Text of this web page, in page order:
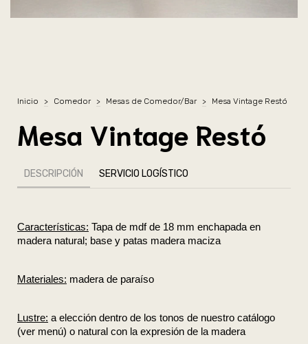
Inicio > Comedor > Mesas de Comedor/Bar > Mesa Vintage Restó
Mesa Vintage Restó
DESCRIPCIÓN SERVICIO LOGÍSTICO
Características: Tapa de mdf de 18 mm enchapada en
madera natural; base y patas madera maciza
Materiales: madera de paraíso
Lustre: a elección dentro de los tonos de nuestro catálogo
(ver menú) o natural con la expresión de la madera